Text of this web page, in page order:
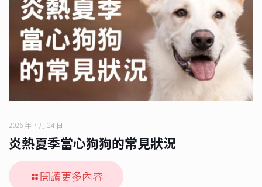
2026 年 7 月 24 日
炎熱夏季當心狗狗的常見狀況
閱讀更多內容